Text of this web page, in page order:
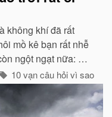
không khí đã rất
mồ kê bạn rất nhễ
ngột ngạt nữa: Đó
mưa rào...
10 vạn câu hỏi vì sao